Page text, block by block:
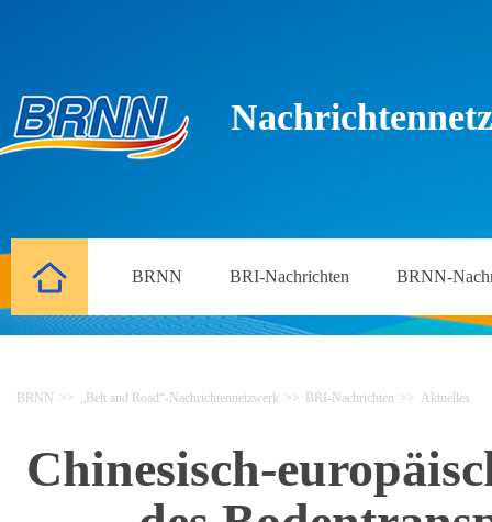
BRNN BRI-Nachrichten BRNN-
BRNN >> „Belt and Road“-Nachrichtennetzwerk >> BRI-Nachrichten >> Aktuelles
Chinesisch-